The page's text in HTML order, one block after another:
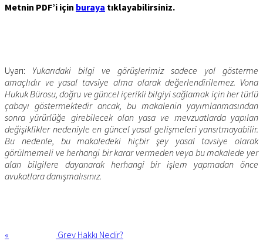
Metnin PDF’i için buraya tıklayabilirsiniz.
Uyarı: Yukarıdaki bilgi ve görüşlerimiz sadece yol gösterme
amaçlıdır ve yasal tavsiye alma olarak değerlendirilemez. Vona
Hukuk Bürosu, doğru ve güncel içerikli bilgiyi sağlamak için her türlü
çabayı göstermektedir ancak, bu makalenin yayımlanmasından
sonra yürürlüğe girebilecek olan yasa ve mevzuatlarda yapılan
değişiklikler nedeniyle en güncel yasal gelişmeleri yansıtmayabilir.
Bu nedenle, bu makaledeki hiçbir şey yasal tavsiye olarak
görülmemeli ve herhangi bir karar vermeden veya bu makalede yer
alan bilgilere dayanarak herhangi bir işlem yapmadan önce
avukatlara danışmalısınız.
«
Grev Hakkı Nedir?